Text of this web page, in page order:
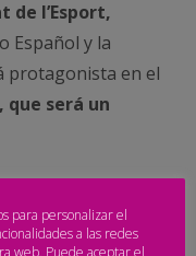
de l’Esport,
Español y la
protagonista en el
que será un
para personalizar el
a las redes
web. Puede aceptar el